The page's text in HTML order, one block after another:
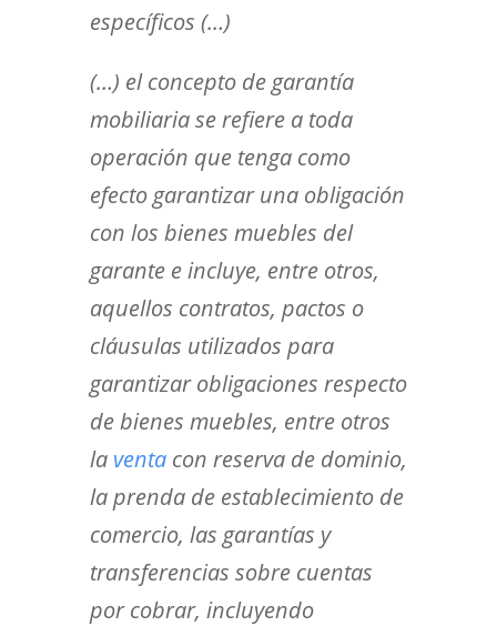
específicos (…)
(…) el concepto de garantía
mobiliaria se refiere a toda
operación que tenga como
efecto garantizar una obligación
con los bienes muebles del
garante e incluye, entre otros,
aquellos contratos, pactos o
cláusulas utilizados para
garantizar obligaciones respecto
de bienes muebles, entre otros
la ventacon reserva de dominio,
la prenda de establecimiento de
comercio, las garantías y
transferencias sobre cuentas
por cobrar, incluyendo